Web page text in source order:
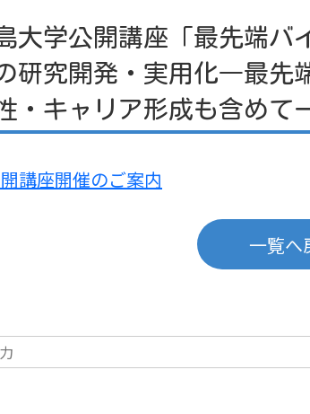
大学公開講座「最先端バ
研究開発・実用化―最先
・キャリア形成も含めて
講座開催のご案内
一覧へ